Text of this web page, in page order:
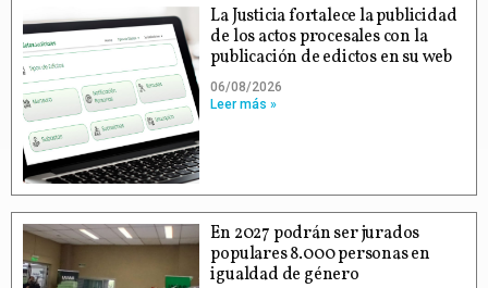
La Justicia fortalece la publicidad
de los actos procesales con la
publicación de edictos en su web
06/08/2026
Leer más »
En 2027 podrán ser jurados
populares 8.000 personas en
igualdad de género